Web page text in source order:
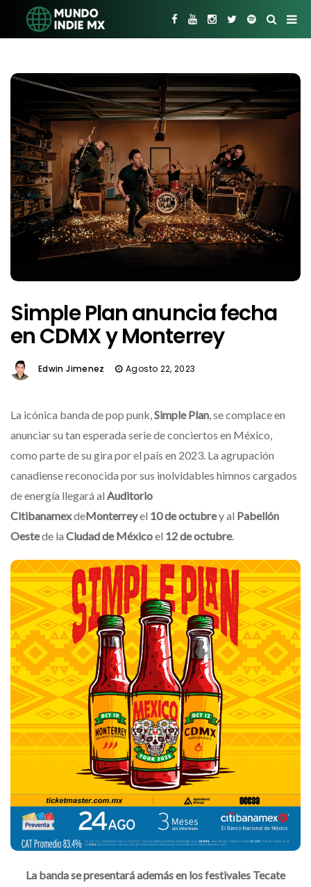
Simple Plan anuncia fecha
en CDMX y Monterrey
Edwin Jimenez Agosto 22, 2023
La icónica banda de pop punk, Simple Plan , se complace en
anunciar su tan esperada serie de conciertos en México,
como parte de su gira por el país en 2023. La agrupación
canadiense reconocida por sus inolvidables himnos cargados
de energía llegará al Auditorio
CitibanamexdeMonterreyel 10 de octubrey al Pabellón
Oestede la Ciudad de Méxicoel 12 de octubre.
La banda se presentará además en los festivales Tecate